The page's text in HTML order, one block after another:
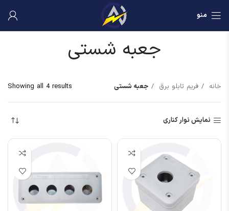
منو
جعبه شستی
خانه فریم تابلو برق جعبه شستی Showing all 4 results
نمایش نوار کناری